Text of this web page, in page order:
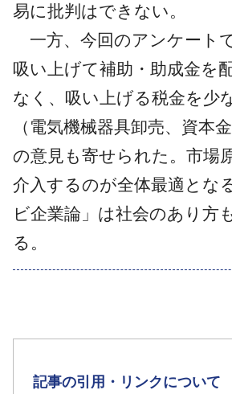
易に批判はできない。
一方、今回のアンケート
吸い上げて補助・助成金を
なく、吸い上げる税金を少
（電気機械器具卸売、資本
の意見も寄せられた。市場
介入するのが全体最適とな
ビ企業論」は社会のあり方
る。
記事の引用・リンクについて